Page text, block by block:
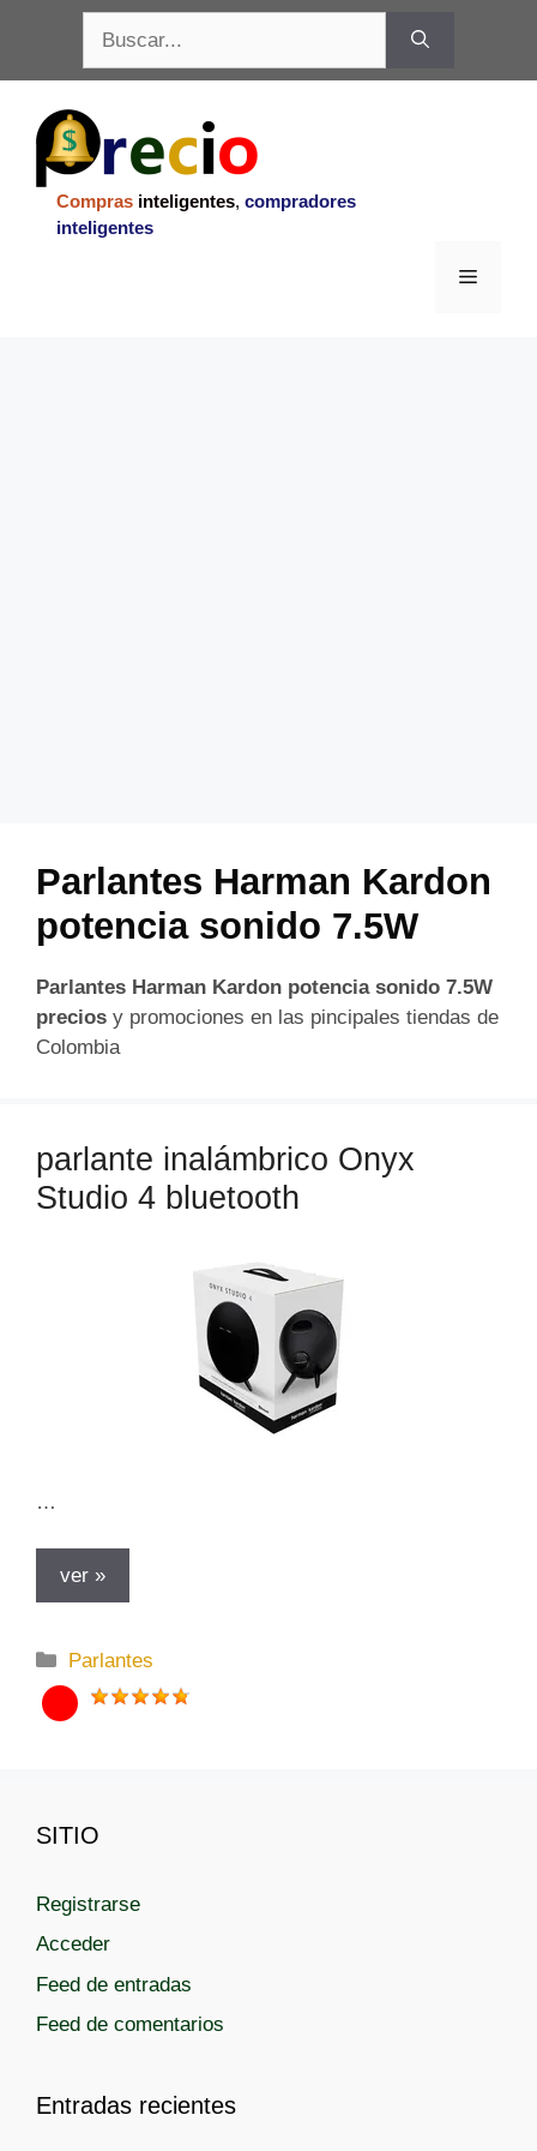
contenido
Compras inteligentes, compradores
inteligentes
Menu
Parlantes Harman Kardon
potencia sonido 7.5W
Parlantes Harman Kardon potencia sonido 7.5W
precios y promociones en las pincipales tiendas de
Colombia
parlante inalámbrico Onyx
Studio 4 bluetooth
…
ver »
C
a
t
r
a
Parlantes
SITIO
Registrarse
Acceder
Feed de entradas
Feed de comentarios
Entradas recientes